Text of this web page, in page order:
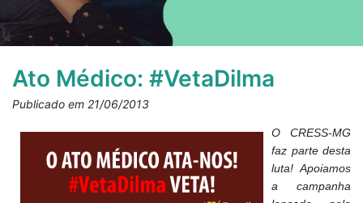
Ato Médico: #VetaDilma
Publicado em 21/06/2013
O CRESS-MG
faz parte desta
luta! Apoiamos
a campanha